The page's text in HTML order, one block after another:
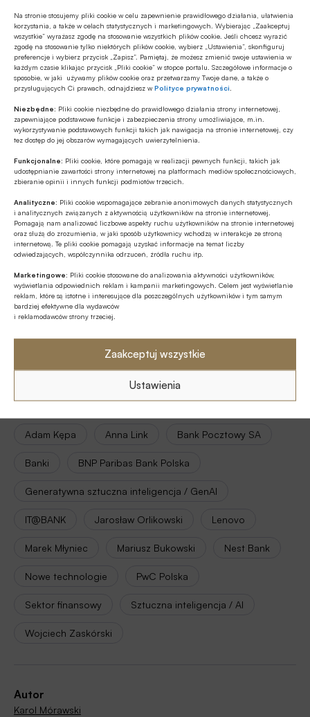
Na stronie stosujemy pliki cookie w celu zapewnienie prawidłowego działania, ułatwienia
korzystania, a także w celach statystycznych i marketingowych. Wybierając „Zaakceptuj
wszystkie” wyrażasz zgodę na stosowanie wszystkich plików cookie. Jeśli chcesz wyrazić
zgodę na stosowanie tylko niektórych plików cookie, wybierz „Ustawienia”, skonfiguruj
preferencje i wybierz przycisk „Zapisz”. Pamiętaj, że możesz zmienić swoje ustawienia w
każdym czasie klikając przycisk „Pliki cookie” w stopce portalu. Szczegółowe informacje o
sposobie, w jaki używamy plików cookie oraz przetwarzamy Twoje dane, a także o
przysługujących Ci prawach, odnajdziesz wPolityce prywatności
Niezbędne: Pliki cookie niezbędne do prawidłowego działania strony internetowej,
zapewniające podstawowe funkcje i zabezpieczenia strony umożliwiające, m.in.
wykorzystywanie podstawowych funkcji takich jak nawigacja na stronie internetowej, czy
tez dostęp do jej obszarów wymagających uwierzytelnienia.
Funkcjonalne: Pliki cookie, które pomagają w realizacji pewnych funkcji, takich jak
udostępnianie zawartości strony internetowej na platformach mediów społecznościowych,
zbieranie opinii i innych funkcji podmiotów trzecich.
Analityczne: Pliki cookie wspomagające zebranie anonimowych danych statystycznych
i analitycznych związanych z aktywnością użytkowników na stronie internetowej.
Pomagają nam analizować liczbowe aspekty ruchu użytkowników na stronie internetowej
oraz służą do zrozumienia, w jaki sposób użytkownicy wchodzą w interakcje ze stroną
internetową. Te pliki cookie pomagają uzyskać informacje na temat liczby
odwiedzających, współczynnika odrzuceń, źródła ruchu itp.
Marketingowe: Pliki cookie stosowane do analizowania aktywności użytkowników,
wyświetlania odpowiednich reklam i kampanii marketingowych. Celem jest wyświetlanie
reklam, które są istotne i interesujące dla poszczególnych użytkowników i tym samym
bardziej efektywne dla wydawców
i reklamodawców strony trzeciej.
Zaakceptuj wszystkie
Ustawienia
Mariusz Bukowskiprzypomniał, iż tradycyjna AI
znana jest już od kilkudziesięciu lat, podczas gdy jej
wersja generatywna zadebiutowała 10 lat temu,
natomiast spopularyzowała się na przestrzeni
ostatnich dwóch lat.
Rzecz w tym, że o ile konwencjonalna sztuczna
inteligencja jest deterministyczna, to jej młodsza
siostra potrafi dawać rezultaty nieprzewidywalne.
Czytaj także:
Adam Marciniak Wizjonerem
Rynku IT
Źródło:BANK.pl
Udostępnij
Adam Kępa Anna Link Bank Pocztowy SA
Banki BNP Paribas Bank Polska
Generatywna sztuczna inteligencja / GenAI
IT@BANK Jarosław Orlikowski Lenovo
Marek Młyniec Mariusz Bukowski Nest Bank
Nowe technologie PwC Polska
Sektor finansowy Sztuczna inteligencja / AI
Wojciech Zaskórski
Autor
Karol Mórawski